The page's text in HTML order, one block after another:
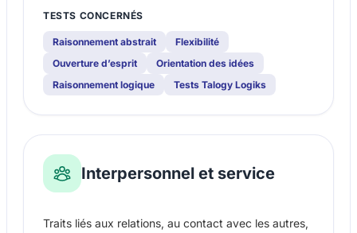
TESTS CONCERNÉS
Raisonnement abstrait
Flexibilité
Ouverture d’esprit
Orientation des idées
Raisonnement logique
Tests Talogy Logiks
Interpersonnel et service
Traits liés aux relations, au contact avec les autres,